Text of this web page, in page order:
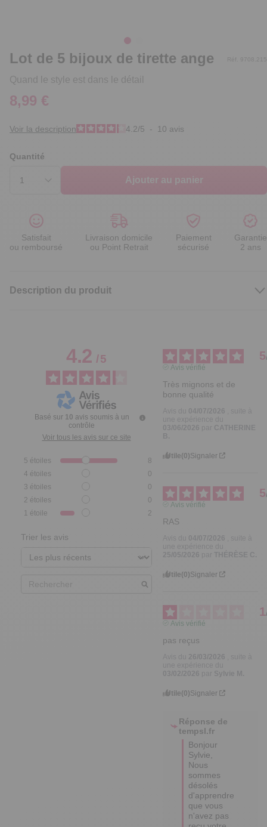
Lot de 5 bijoux de tirette ange
Quand le style est dans le détail
Réf. 9708.215
8,99 €
Voir la description 4.2/5 - 10 avis
Quantité
Ajouter au panier
Satisfait
ou remboursé
Livraison domicile
ou Point Retrait
Paiement
sécurisé
Garantie
2 ans
Description du produit
4.2/5
Basé sur 10 avis soumis à un
contrôle
Voir tous les avis sur ce site
5 étoiles
8
4 étoiles
0
3 étoiles
0
2 étoiles
0
1 étoile 2
Trier les avis
5
Avis vérifié
Très mignons et de
bonne qualité
Utile(0)Signaler
5
Avis vérifié
RAS
04/07/2026
25/05/2026
THÉRÈSE C.
Utile(0)Signaler
1
Avis vérifié
pas reçus
26/03/2026
Utile(0)Signaler
Réponse de
tempsl.fr
Bonjour
Sylvie,
Nous
sommes
désolés
d'apprendre
que vous
n'avez pas